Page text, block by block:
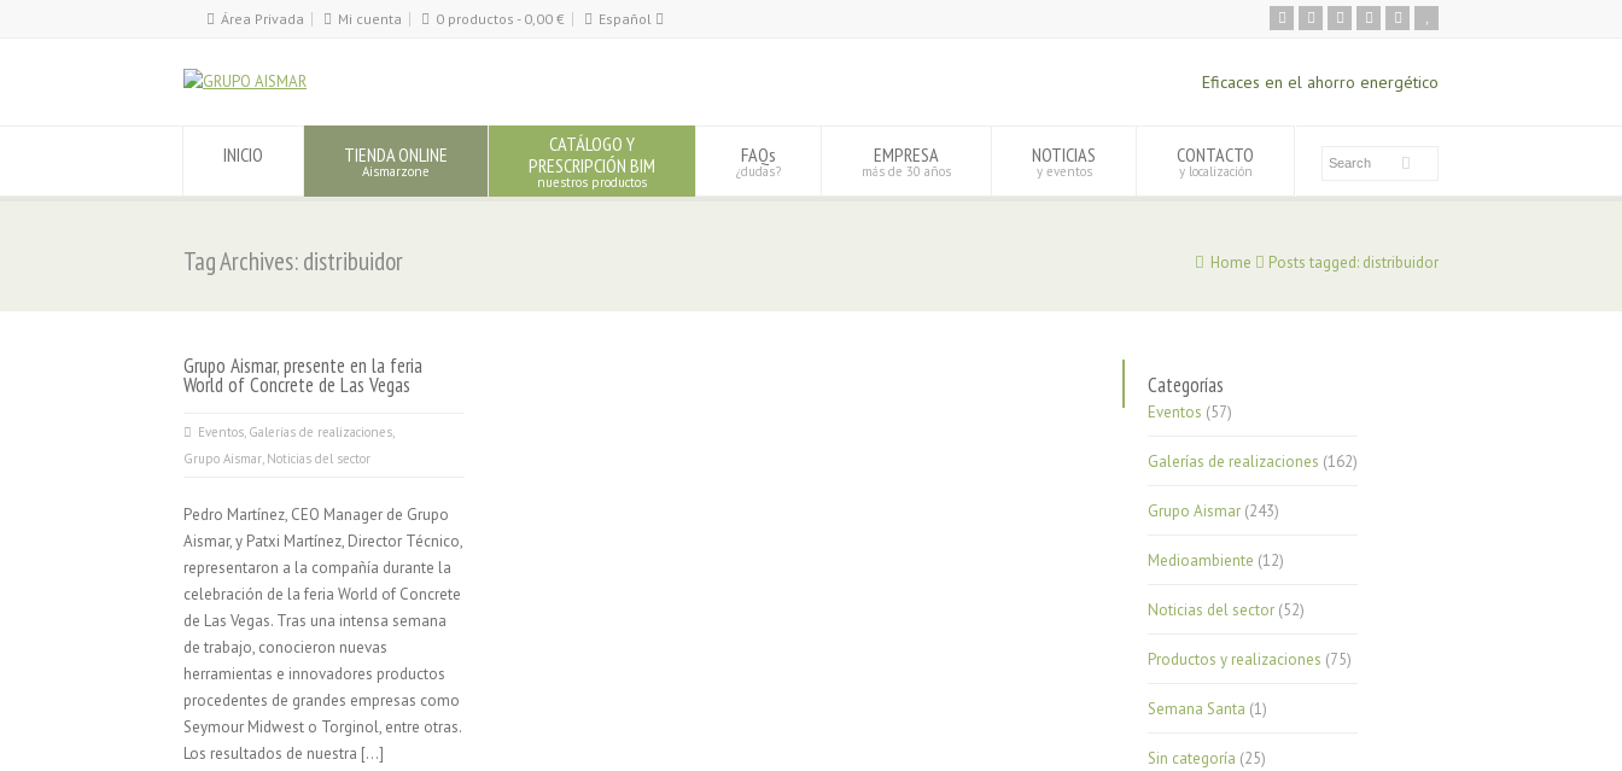
Área Privada Mi cuenta 0 productos - 0,00 €
Español
Eficaces en el ahorro energético
INICIO TIENDA ONLINE
Aismarzone
CATÁLOGO Y
PRESCRIPCIÓN BIM
nuestros productos
FAQs
¿dudas?
EMPRESA
más de 30 años
NOTICIAS
y eventos
CONTACTO
y localización
Tag Archives: distribuidor Home Posts tagged: distribuidor
Grupo Aismar, presente en la feria
World of Concrete de Las Vegas
Eventos, Galerías de realizaciones
Grupo Aismar, Noticias del sector
Pedro Martínez, CEO Manager de Grupo
Aismar, y Patxi Martínez, Director Técnico,
representaron a la compañía durante la
celebración de la feria World of Concrete
de Las Vegas. Tras una intensa semana
de trabajo, conocieron nuevas
herramientas e innovadores productos
procedentes de grandes empresas como
Seymour Midwest o Torginol, entre otras.
Los resultados de nuestra […]
Categorías
Eventos (57)
Galerías de realizaciones (162)
Grupo Aismar (243)
Medioambiente (12)
Noticias del sector (52)
Productos y realizaciones (75)
Semana Santa (1)
Sin categoría (25)